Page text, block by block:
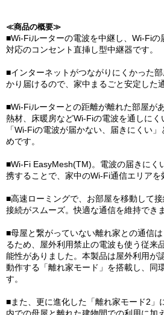
≪商品の概要≫
■Wi-Fiルーターの電波を中継し、Wi-Fi
対応のコンセント直挿し型中継器です。
■インターネットがつながりにくかった
かり届けるので、家中まるごと安定した
■Wi-Fiルーターとの距離が離れた部屋が
熱材、床暖房などWi-Fiの電波を通しにく
「Wi-Fiの電波が届かない、届きにくい
めです。
■Wi-Fi EasyMesh(TM)。電波の届きにく
携することで、家中のWi-Fi通信エリアを
■高速ローミングで、お部屋を移動して
接続がスムーズ。快適な通信を維持できま
■母屋と繋がっていない離れ家との通信
るため、屋外利用禁止の電波も使う従来
能性がありました。本製品は屋外利用が
動作する「離れ家モード」を搭載し、同
す。
■また、更に進化した「離れ家モード2」